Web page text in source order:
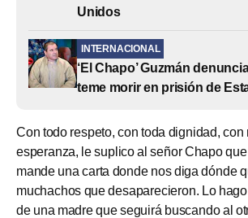
Unidos
INTERNACIONAL
‘El Chapo’ Guzmán
teme morir en prisión de
Con todo respeto, con toda dignidad, con
esperanza, le suplico al señor Chapo
mande una carta donde nos diga dónde
muchachos que desaparecieron. Lo
de una madre que seguirá buscando al